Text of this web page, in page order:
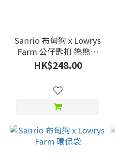
Sanrio 布甸狗 x Lowrys
Farm 公仔匙扣 熊熊耳
仔 橙色頭有3條線
HK$248.00